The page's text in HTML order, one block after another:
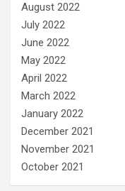
August 2022
July 2022
June 2022
May 2022
April 2022
March 2022
January 2022
December 2021
November 2021
October 2021